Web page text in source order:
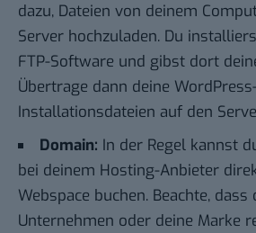
dazu, Dateien von deinem
Server hochzuladen. Du
FTP-Software und gibst dort
Übertrage dann deine
Installationsdateien auf den
Domain: In der Regel kannst
bei deinem Hosting-Anbieter
Webspace buchen. Beachte,
Unternehmen oder deine Marke